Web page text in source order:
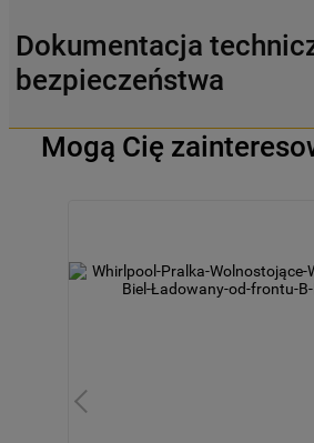
Dokumentacja
bezpieczeństwa
Mogą Cię